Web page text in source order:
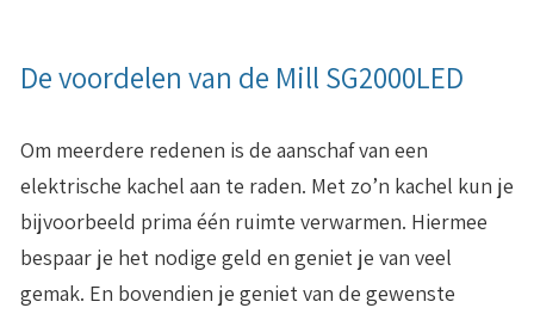
De voordelen van de Mill SG2000LED
Om meerdere redenen is de aanschaf van een
elektrische kachel aan te raden. Met zo’n kachel kun je
bijvoorbeeld prima één ruimte verwarmen. Hiermee
bespaar je het nodige geld en geniet je van veel
gemak. En bovendien je geniet van de gewenste